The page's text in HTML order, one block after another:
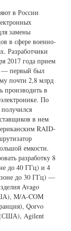
в России
замены
в сфере военно-
Разработчики
2017 года прием
— первый был
почти 2,8 млрд
производить в
По
в нем
RAID-
емкости.
разработку 8
до 40 ГГц) и 4
до 30 ГГц) —
Avago
M/A-COM
Qorvo
Agilent